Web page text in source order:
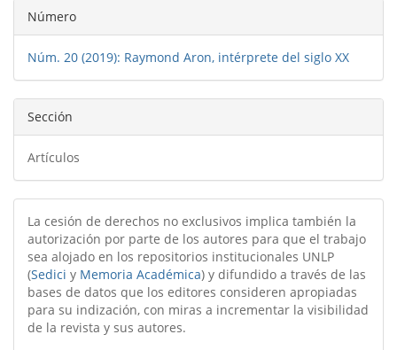
Detalles
del
artículo
Número
Núm. 20 (2019): Raymond Aron, intérprete del siglo XX
Sección
Artículos
La cesión de derechos no exclusivos implica también la
autorización por parte de los autores para que el trabajo
sea alojado en los repositorios institucionales UNLP
(Sedici y Memoria Académica) y difundido a través de las
bases de datos que los editores consideren apropiadas
para su indización, con miras a incrementar la visibilidad
de la revista y sus autores.